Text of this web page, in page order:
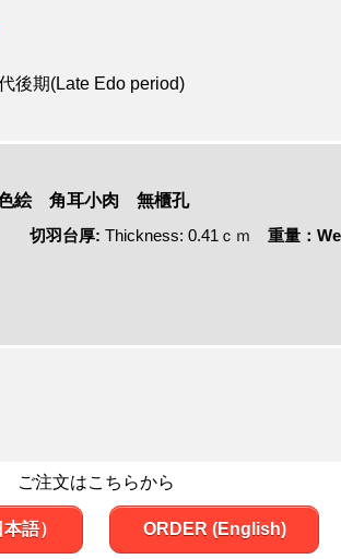
後期(Late Edo period)
絵
角耳小肉 無櫃孔
切羽台厚: Thickness: 0.41ｃｍ 重量：
ご注文はこちらから
語） ORDER (English)